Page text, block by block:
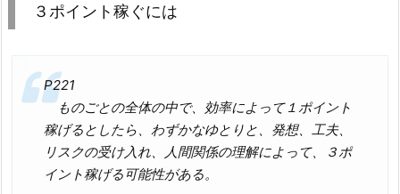
３ポイント稼ぐには
P221
ものごとの全体の中で、効率によって１ポイント
稼げるとしたら、わずかなゆとりと、発想、工夫、
リスクの受け入れ、人間関係の理解によって、３ポ
イント稼げる可能性がある。